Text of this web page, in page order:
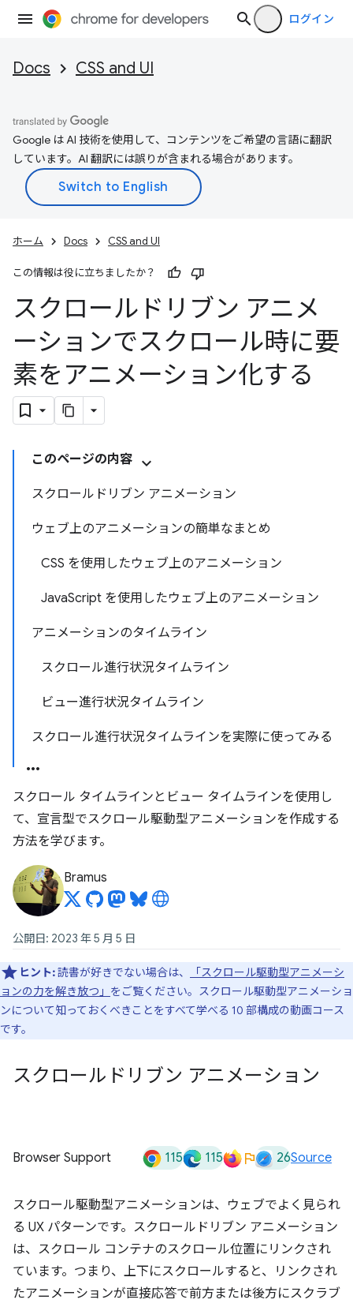
ログイン
Docs CSS and UI
Google は AI 技術を使用して、コンテンツをご希望の言語に翻訳
しています。AI 翻訳には誤りが含まれる場合があります。
ホーム Docs CSS and UI
この情報は役に立ちましたか？
スクロールドリブン アニメ
ーションでスクロール時に要
素をアニメーション化する
このページの内容
スクロールドリブン アニメーション
ウェブ上のアニメーションの簡単なまとめ
CSS を使用したウェブ上のアニメーション
JavaScript を使用したウェブ上のアニメーション
アニメーションのタイムライン
スクロール進行状況タイムライン
ビュー進行状況タイムライン
スクロール進行状況タイムラインを実際に使ってみる
スクロール タイムラインとビュー タイムラインを使用し
て、宣言型でスクロール駆動型アニメーションを作成する
方法を学びます。
Bramus
公開日: 2023 年 5 月 5 日
ヒント:読書が好きでない場合は、
「スクロール駆動型アニメーシ
ョンの力を解き放つ」 をご覧ください。スクロール駆動型アニメーショ
ンについて知っておくべきことをすべて学べる 10 部構成の動画コース
です。
スクロールドリブン アニメーション
Browser Support 115 115 26Source
スクロール駆動型アニメーションは、ウェブでよく見られ
る UX パターンです。スクロールドリブン アニメーション
は、スクロール コンテナのスクロール位置にリンクされ
ています。つまり、上下にスクロールすると、リンクされ
たアニメーションが直接応答で前方または後方にスクラブ